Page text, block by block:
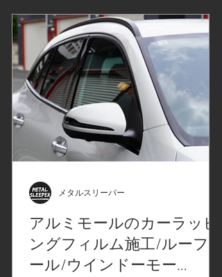
3M2080/ハイグロスシリーズより「ハ
イグロスブラック」。2080シリーズか
ら、より艶感を追及したカーラッピン
グフィルム、ハイグロスシリーズ。ル
ーフレールに使用。 XPELエクスペ
ル カラーペイントプロテクションフ
ィルム 「オブシディアンブラック」
サイドスカートに部分施工 フィルム施
工箇所をネンダー処理で異物の除去、
磨。ナイフレステープを使用して、2ピ
ングフィルム施工。 サイドスカートの
1部分を型取り、データを作成してマシ
ンカット サイドスカートのカラープロ
アルミモールのカーラッピ
ングフィルム施工/ルーフレ
ール/ウインドーモー
メタルスリーパー